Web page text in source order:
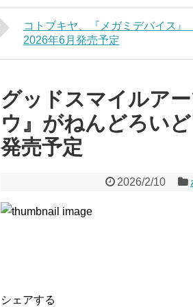
コトブキヤ、『メガミデバイス
2026年6月発売予定
グッドスマイルア
ウ』がねんどろい
発売予定
2026/2/10
シェアする